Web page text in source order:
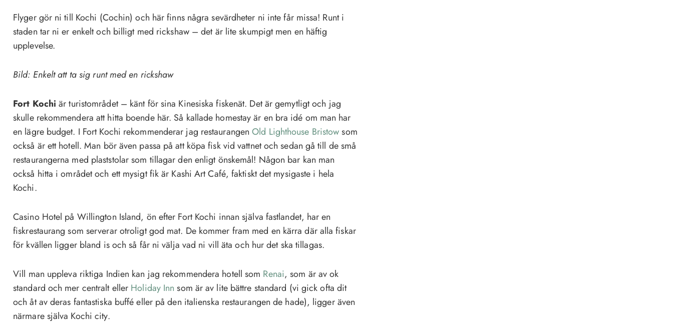
Flyger gör ni till Kochi (Cochin) och här finns några sevärdheter ni inte får missa! Runt i
staden tar ni er enkelt och billigt med rickshaw – det är lite skumpigt men en häftig
upplevelse.
Bild: Enkelt att ta sig runt med en rickshaw
Fort Kochi är turistområdet – känt för sina Kinesiska fiskenät. Det är gemytligt och jag
skulle rekommendera att hitta boende här. Så kallade homestay är en bra idé om man har
en lägre budget. I Fort Kochi rekommenderar jag restaurangenOld Lighthouse Bristowsom
också är ett hotell. Man bör även passa på att köpa fisk vid vattnet och sedan gå till de små
restaurangerna med plaststolar som tillagar den enligt önskemål! Någon bar kan man
också hitta i området och ett mysigt fik är Kashi Art Café, faktiskt det mysigaste i hela
Kochi.
Casino Hotel på Willington Island, ön efter Fort Kochi innan själva fastlandet, har en
fiskrestaurang som serverar otroligt god mat. De kommer fram med en kärra där alla fiskar
för kvällen ligger bland is och så får ni välja vad ni vill äta och hur det ska tillagas.
Vill man uppleva riktiga Indien kan jag rekommendera hotell som Renai, som är av ok
standard och mer centralt eller Holiday Inn som är av lite bättre standard (vi gick ofta dit
och åt av deras fantastiska buffé eller på den italienska restaurangen de hade), ligger även
närmare själva Kochi city.